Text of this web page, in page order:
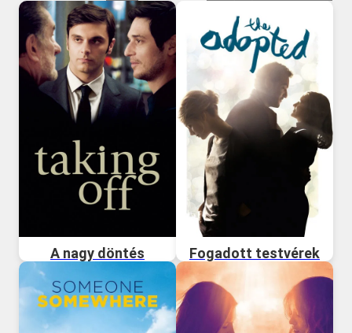
A nagy döntés Fogadott testvérek